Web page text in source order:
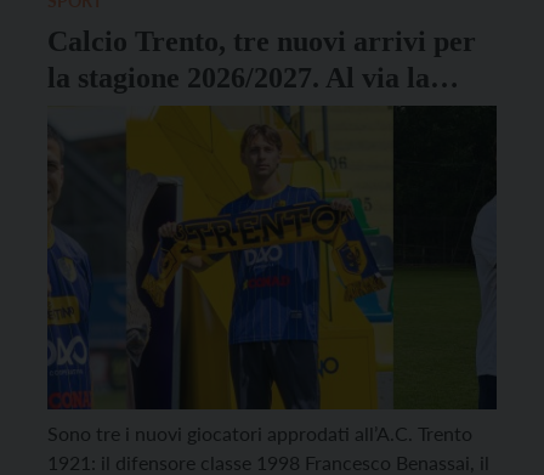
Calcio Trento, tre nuovi arrivi per
la stagione 2026/2027. Al via la
campagna abbonamenti
Sono tre i nuovi giocatori approdati all’A.C. Trento
1921: il difensore classe 1998 Francesco Benassai, il